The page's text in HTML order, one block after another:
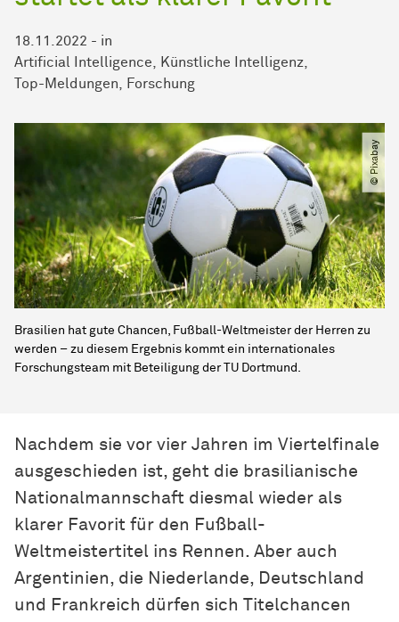
18.11.2022 - in
Artificial Intelligence
Künstliche Intelligenz
Top-Meldungen
Forschung
© Pixabay
Brasilien hat gute Chancen, Fußball-Weltmeister der Herren zu
werden – zu diesem Ergebnis kommt ein internationales
Forschungsteam mit Beteiligung der TU Dortmund.
Nachdem sie vor vier Jahren im Viertelfinale
ausgeschieden ist, geht die brasilianische
Nationalmannschaft diesmal wieder als
klarer Favorit für den Fußball-
Weltmeistertitel ins Rennen. Aber auch
Argentinien, die Niederlande, Deutschland
und Frankreich dürfen sich Titelchancen